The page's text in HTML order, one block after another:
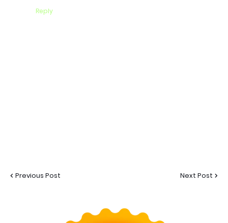
Reply
Previous Post Next Post